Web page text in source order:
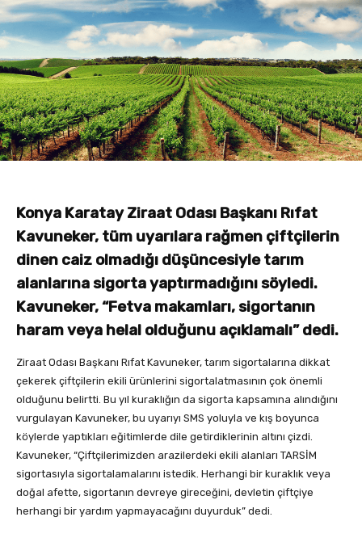
Konya Karatay Ziraat Odası Başkanı Rıfat
Kavuneker, tüm uyarılara rağmen çiftçilerin
dinen caiz olmadığı düşüncesiyle tarım
alanlarına sigorta yaptırmadığını söyledi.
Kavuneker, “Fetva makamları, sigortanın
haram veya helal olduğunu açıklamalı” dedi.
Ziraat Odası Başkanı Rıfat Kavuneker, tarım sigortalarına dikkat
çekerek çiftçilerin ekili ürünlerini sigortalatmasının çok önemli
olduğunu belirtti. Bu yıl kuraklığın da sigorta kapsamına alındığını
vurgulayan Kavuneker, bu uyarıyı SMS yoluyla ve kış boyunca
köylerde yaptıkları eğitimlerde dile getirdiklerinin altını çizdi.
Kavuneker, “Çiftçilerimizden arazilerdeki ekili alanları TARSİM
sigortasıyla sigortalamalarını istedik. Herhangi bir kuraklık veya
doğal afette, sigortanın devreye gireceğini, devletin çiftçiye
herhangi bir yardım yapmayacağını duyurduk” dedi.